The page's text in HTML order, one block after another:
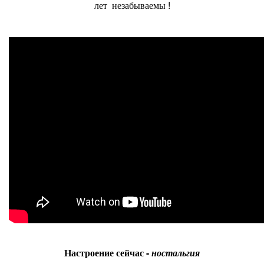
лет незабываемы !
Настроение сейчас -ностальгия